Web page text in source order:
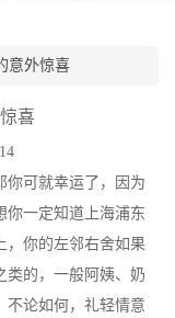
意外惊喜
喜
可就幸运了，因为
你一定知道上海浦东
，你的左邻右舍如果
类的，一般阿姨、奶
不论如何，礼轻情意